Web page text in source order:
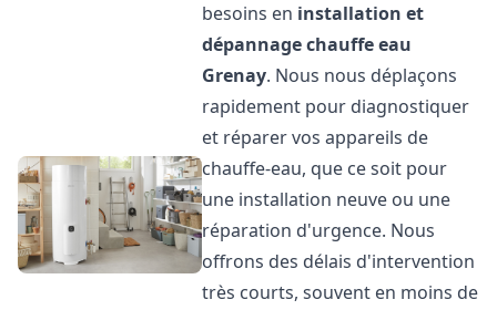
besoins en installation et
dépannage chauffe eau
Grenay. Nous nous déplaçons
rapidement pour diagnostiquer
et réparer vos appareils de
chauffe-eau, que ce soit pour
une installation neuve ou une
réparation d'urgence. Nous
offrons des délais d'intervention
très courts, souvent en moins de